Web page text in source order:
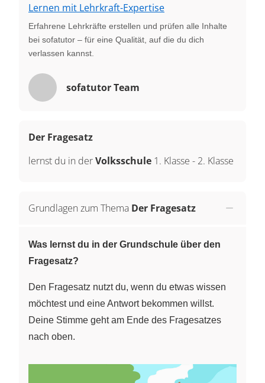
Lernen mit Lehrkraft-Expertise
Erfahrene Lehrkräfte erstellen und prüfen alle Inhalte
bei sofatutor – für eine Qualität, auf die du dich
verlassen kannst.
sofatutor Team
Der Fragesatz
lernst du in derVolksschule 1. Klasse - 2. Klasse
Grundlagen zum Thema Der Fragesatz
Was lernst du in der Grundschule über den
Fragesatz?
Den Fragesatz nutzt du, wenn du etwas wissen
möchtest und eine Antwort bekommen willst.
Deine Stimme geht am Ende des Fragesatzes
nach oben.